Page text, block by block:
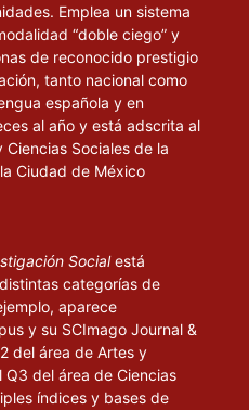
Emplea un sistema
“doble ciego” y
de reconocido prestigio
tanto nacional como
española y en
al año y está adscrita al
Sociales de la
Ciudad de México
Socialestá
categorías de
aparece
y su SCImago Journal &
del área de Artes y
Q3 del área de Ciencias
índices y bases de